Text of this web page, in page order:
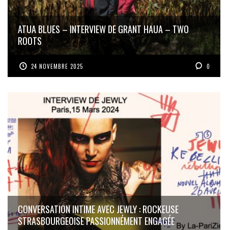
ATUA BLUES – INTERVIEW DE GRANT HAUA – TWO
ROOTS
24 NOVEMBRE 2025 0
CONVERSATION INTIME AVEC JEWLY : ROCKEUSE
STRASBOURGEOISE PASSIONNÉMENT ENGAGÉE